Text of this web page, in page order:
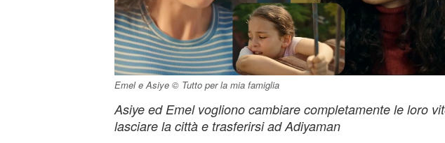
Emel e Asiye © Tutto per la mia famiglia
Asiye ed Emel vogliono cambiare completamente le loro
lasciare la città e trasferirsi ad Adiyaman